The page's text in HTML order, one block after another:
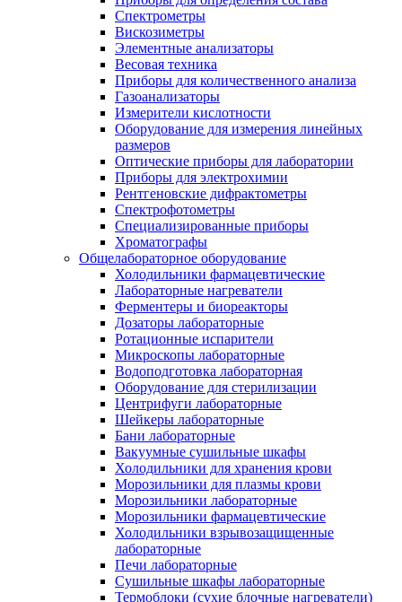
Спектрометры
Вискозиметры
Элементные анализаторы
Весовая техника
Приборы для количественного анализа
Газоанализаторы
Измерители кислотности
Оборудование для измерения линейных
размеров
Оптические приборы для лаборатории
Приборы для электрохимии
Рентгеновские дифрактометры
Спектрофотометры
Специализированные приборы
Хроматографы
Общелабораторное оборудование
Холодильники фармацевтические
Лабораторные нагреватели
Ферментеры и биореакторы
Дозаторы лабораторные
Ротационные испарители
Микроскопы лабораторные
Водоподготовка лабораторная
Оборудование для стерилизации
Центрифуги лабораторные
Шейкеры лабораторные
Бани лабораторные
Вакуумные сушильные шкафы
Холодильники для хранения крови
Морозильники для плазмы крови
Морозильники лабораторные
Морозильники фармацевтические
Холодильники взрывозащищенные
лабораторные
Печи лабораторные
Сушильные шкафы лабораторные
Термоблоки (сухие блочные нагреватели)